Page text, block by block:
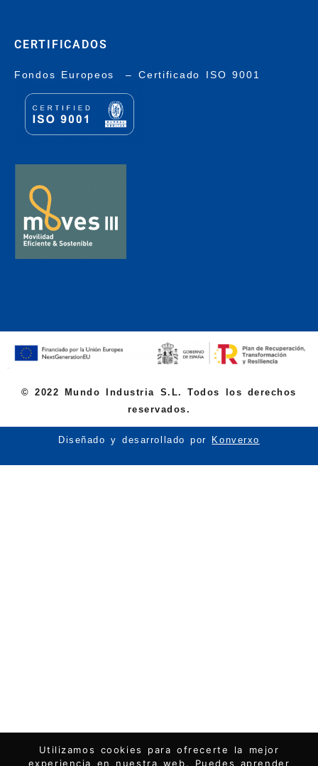
CERTIFICADOS
Fondos Europeos –Certificado ISO 9001
© 2022 Mundo Industria S.L. Todos los derechos
reservados.
Diseñado y desarrollado por Konverxo
Utilizamos cookies para ofrecerte la mejor
experiencia en nuestra web. Puedes aprender